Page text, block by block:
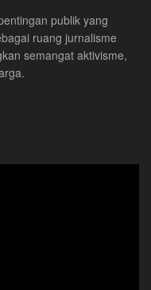
publik yang
ruang jurnalisme
semangat aktivisme,